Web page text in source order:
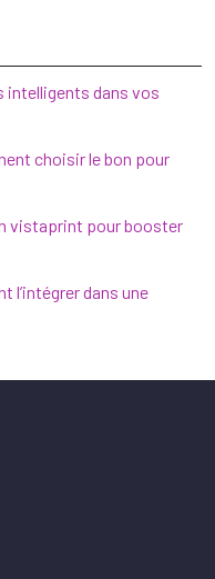
intelligents dans vos
choisir le bon pour
vistaprint pour booster
l’intégrer dans une